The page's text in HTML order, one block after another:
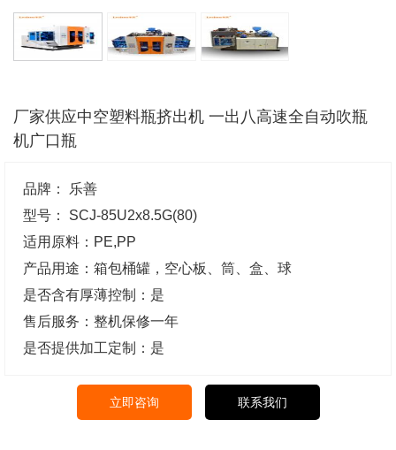
厂家供应中空塑料瓶挤出机 一出八高速全自动吹瓶
机广口瓶
品牌： 乐善
型号： SCJ-85U2x8.5G(80)
适用原料：PE,PP
产品用途：箱包桶罐，空心板、筒、盒、球
是否含有厚薄控制：是
售后服务：整机保修一年
是否提供加工定制：是
立即咨询 联系我们